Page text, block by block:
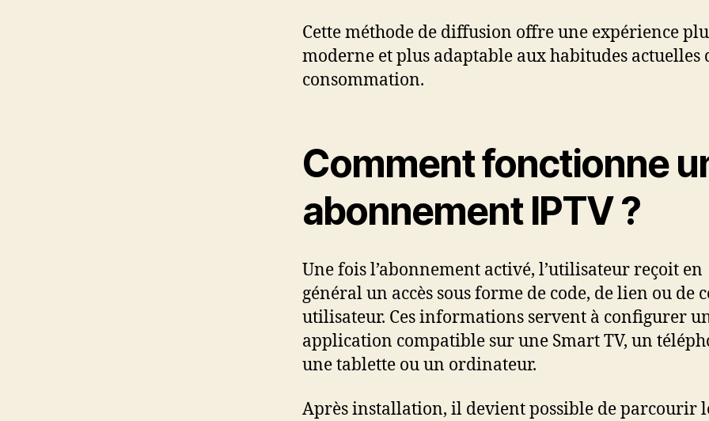
Cette méthode de diffusion offre une expérience
moderne et plus adaptable aux habitudes actuelles
consommation.
Comment fonctionne
abonnement IPTV ?
Une fois l’abonnement activé, l’utilisateur reçoit en
général un accès sous forme de code, de lien ou de
utilisateur. Ces informations servent à configurer
application compatible sur une Smart TV, un
une tablette ou un ordinateur.
Après installation, il devient possible de parcourir